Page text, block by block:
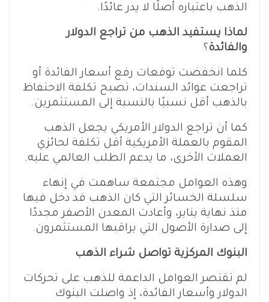
الذهب باعتباره أصلًا لا يدر عائدًا.
لماذا يستفيد الذهب من تراجع الدولار
والفائدة؟
كلما انخفضت توقعات رفع أسعار الفائدة أو
تراجعت عوائد السندات، تصبح تكلفة الاحتفاظ
بالذهب أقل نسبيًا بالنسبة إلى المستثمرين.
كما أن تراجع الدولار الأمريكي يجعل الذهب
المقوم بالعملة الأمريكية أقل تكلفة لحائزي
العملات الأخرى، ما يدعم الطلب العالمي عليه.
وهذه العوامل مجتمعة ساهمت في إنهاء
سلسلة الخسائر التي كان الذهب قد دخل فيها
منذ نهاية يناير، وأعادت المعدن الأصفر مجددًا
إلى صدارة الأصول التي يراقبها المستثمرون.
البنوك المركزية تواصل شراء الذهب
لم تقتصر العوامل الداعمة للذهب على تحركات
الدولار وأسعار الفائدة، إذ واصلت البنوك